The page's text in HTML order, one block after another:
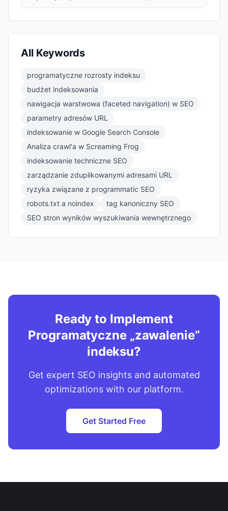
All Keywords
programatyczne rozrosty indeksu
budżet indeksowania
nawigacja warstwowa (faceted navigation) w SEO
parametry adresów URL
indeksowanie w Google Search Console
Analiza crawl'a w Screaming Frog
indeksowanie techniczne SEO
zarządzanie zduplikowanymi adresami URL
ryzyka związane z programmatic SEO
robots.txt a noindex
tag kanoniczny SEO
SEO stron wyników wyszukiwania wewnętrznego
Ready to Implement
Programatyczne „zawalenie”
indeksu?
Get expert SEO insights and automated
optimizations with our platform.
Get Started Free